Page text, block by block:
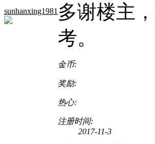
sunhanxing1981 多谢楼主
考。
金币:
奖励:
热心:
注册时间:
2017-11-3